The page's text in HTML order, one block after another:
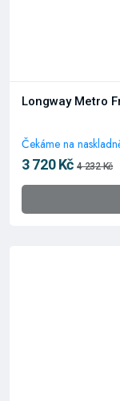
Longway Metro
Čekáme na
3 720 Kč 4 232 Kč